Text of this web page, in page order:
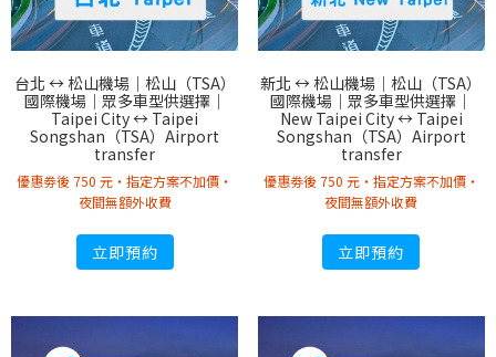
台北 ↔︎ 松山機場｜松山（TSA）
國際機場｜眾多車型供選擇｜
Taipei City ↔︎ Taipei
Songshan（TSA）Airport
transfer
優惠劵後 750 元・指定方案不加價・
夜間無額外收費
立即預約
新北 ↔︎ 松山機場｜松山（TSA）
國際機場｜眾多車型供選擇｜
New Taipei City ↔︎ Taipei
Songshan（TSA）Airport
transfer
優惠劵後 750 元・指定方案不加價・
夜間無額外收費
立即預約